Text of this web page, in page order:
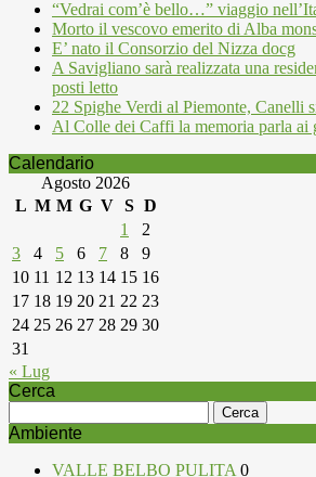
“Vedrai com’è bello…” viaggio
Morto il vescovo emerito di Alba
E’ nato il Consorzio del Nizza docg
A Savigliano sarà realizzata una
posti letto
22 Spighe Verdi al Piemonte, Canelli
Al Colle dei Caffi la memoria parla ai
Calendario
Agosto 2026
L M M G V S D
1
2
3
4 5 6 7 8
9
10 11 12 13 14 15 16
17 18 19 20 21 22 23
24 25 26 27 28 29 30
31
« Lug
Cerca
per:
Ambiente
VALLE BELBO PULITA 0